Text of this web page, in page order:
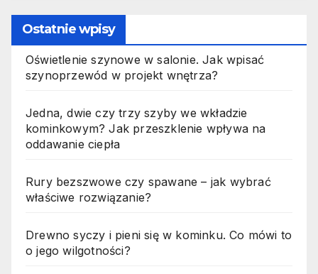
Ostatnie wpisy
Oświetlenie szynowe w salonie. Jak wpisać
szynoprzewód w projekt wnętrza?
Jedna, dwie czy trzy szyby we wkładzie
kominkowym? Jak przeszklenie wpływa na
oddawanie ciepła
Rury bezszwowe czy spawane – jak wybrać
właściwe rozwiązanie?
Drewno syczy i pieni się w kominku. Co mówi to
o jego wilgotności?